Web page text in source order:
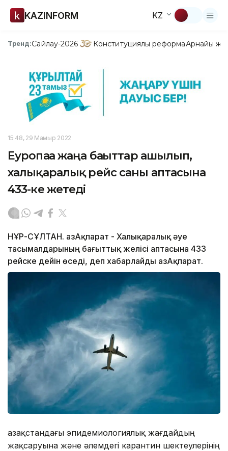
KAZINFORM KZ
Тренд:Сайлау-2026 Конституциялық реформаАрнайы
15:48, 29 Мамыр 2022
Еуропаға жаңа бағыттар ашылып,
халықаралық рейс саны аптасына
433-ке жетеді
НҰР-СҰЛТАН. ҚазАқпарат - Халықаралық әуе
тасымалдарының бағыттық желісі аптасына 433
рейске дейін өседі, деп хабарлайды ҚазАқпарат.
Қазақстандағы эпидемиологиялық жағдайдың
жақсаруына және әлемдегі карантин шектеулерінің